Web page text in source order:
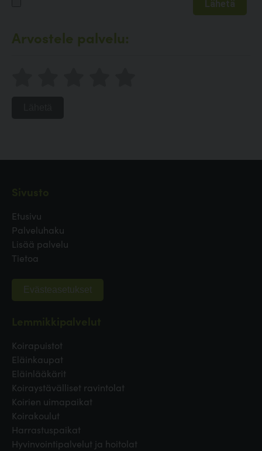
Arvostele palvelu:
Etusivu
Palveluhaku
Lisää palvelu
Tietoa
Evästeasetukset
Koirapuistot
Eläinkaupat
Eläinlääkärit
Koiraystävälliset ravintolat
Koirien uimapaikat
Koirakoulut
Harrastuspaikat
Hyvinvointipalvelut ja hoitolat